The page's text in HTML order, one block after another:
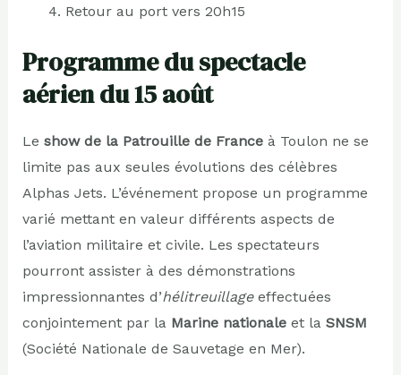
Retour au port vers 20h15
Programme du spectacle
aérien du 15 août
Le show de la Patrouille de Franceà Toulon ne se
limite pas aux seules évolutions des célèbres
Alphas Jets. L’événement propose un programme
varié mettant en valeur différents aspects de
l’aviation militaire et civile. Les spectateurs
pourront assister à des démonstrations
impressionnantes d’hélitreuillageeffectuées
conjointement par la Marine nationaleet la SNSM
(Société Nationale de Sauvetage en Mer).